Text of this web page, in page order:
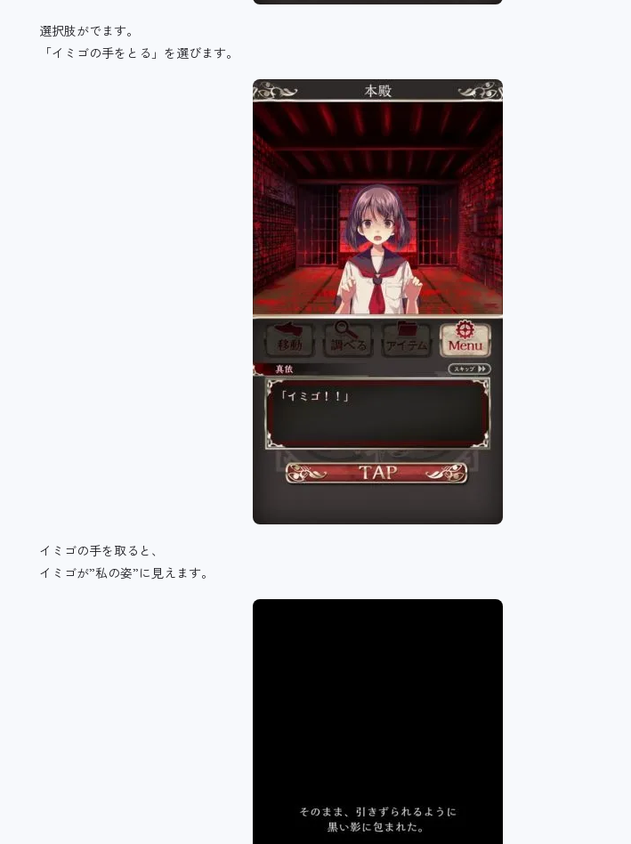
選択肢がでます。
「イミゴの手をとる」を選びます。
イミゴの手を取ると、
イミゴが”私の姿”に見えます。